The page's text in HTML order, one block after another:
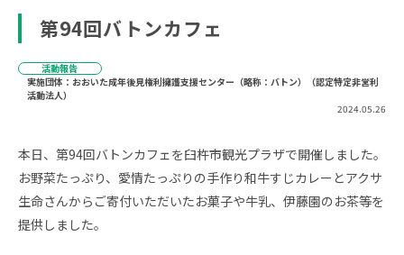
第94回バトンカフェ
活動報告
実施団体：おおいた成年後見権利擁護支援センター（略称：バトン）（認定特定非営利
活動法人）
2024.05.26
本日、第94回バトンカフェを臼杵市観光プラザで開催しました。
お野菜たっぷり、愛情たっぷりの手作り和牛すじカレーとアクサ
生命さんからご寄付いただいたお菓子や牛乳、伊藤園のお茶等を
提供しました。